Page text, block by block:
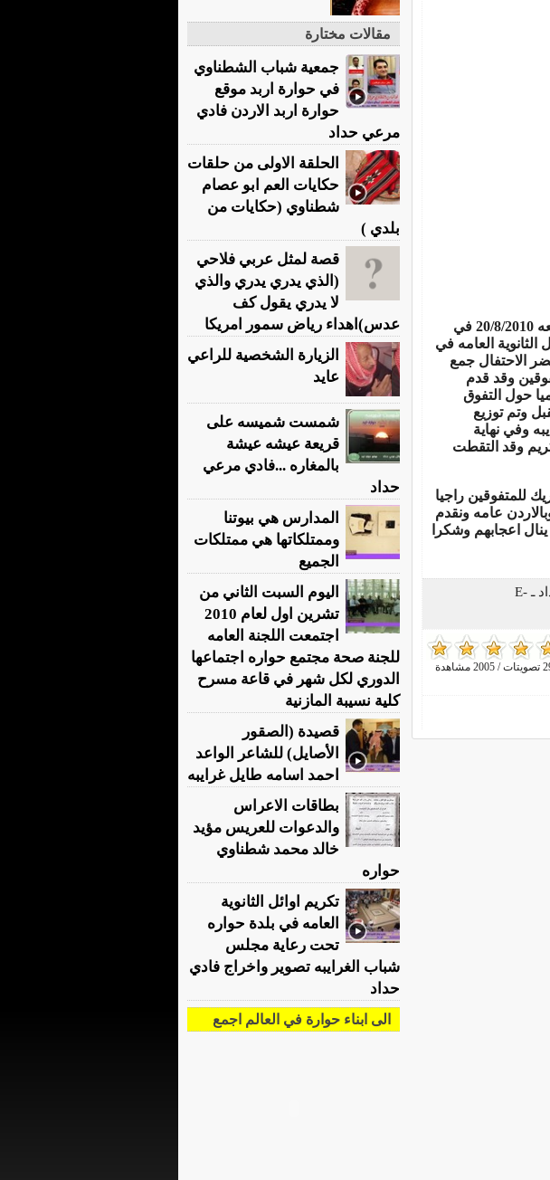
اقام مجلس شباب الغرايبه في حواره اليوم الجمعه 20/8/2010 في
الثانوية العامه في
الاحتفال جمع
وقد قدم
حول التفوق
وتم توزيع
وفي نهاية
وقد التقطت
للمتفوقين راجيا
عامه ونقدم
اعجابهم وشكرا
بقلم / المدير العام للموقع - فادي مرعي حداد ـ E-
2005 مشاهدة
محمد شطناوي (ابو علي)
مقالات مختارة
جمعية شباب الشطناوي
في حوارة اربد موقع
حوارة اربد الاردن فادي
مرعي حداد
الحلقة الاولى من حلقات
حكايات العم ابو عصام
شطناوي (حكايات من
بلدي )
قصة لمثل عربي فلاحي
(الذي يدري يدري والذي
لا يدري يقول كف
عدس)اهداء رياض سمور امريكا
الزيارة الشخصية للراعي
عايد
شمست شميسه على
قريعة عيشه عيشة
بالمغاره ...فادي مرعي
حداد
المدارس هي بيوتنا
وممتلكاتها هي ممتلكات
الجميع
اليوم السبت الثاني من
تشرين اول لعام 2010
اجتمعت اللجنة العامه
للجنة صحة مجتمع حواره اجتماعها
الدوري لكل شهر في قاعة مسرح
كلية نسيبة المازنية
قصيدة (الصقور
الأصايل) للشاعر الواعد
احمد اسامه طايل غرايبه
بطاقات الاعراس
والدعوات للعريس مؤيد
خالد محمد شطناوي
حواره
تكريم اوائل الثانوية
العامه في بلدة حواره
تحت رعاية مجلس
شباب الغرايبه تصوير واخراج فادي
حداد
الى ابناء حوارة في العالم اجمع